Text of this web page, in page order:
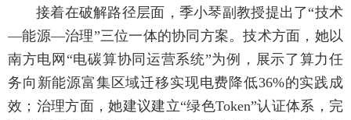
接着在破解路径层面，季小琴副教授提出了“技术
—能源—治理”三位一体的协同方案。技术方面，她以
南方电网“电碳算协同运营系统”为例，展示了算力任
务向新能源富集区域迁移实现电费降低36%的实践成
效；治理方面，她建议建立“绿色Token”认证体系，完